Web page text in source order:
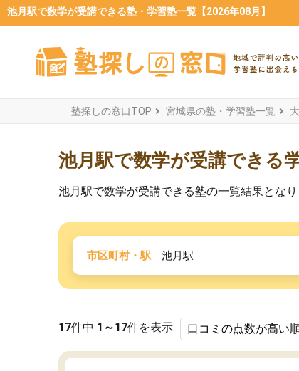
池月駅で数学が受講できる塾・学習塾一覧【2026年08月】
塾探しの窓口TOP 宮城県の塾・学習塾一覧
池月駅で数学が受講できる
池月駅で数学が受講できる塾の一覧結果とな
市区町村・駅 池月駅
17件中 1～17件を表示